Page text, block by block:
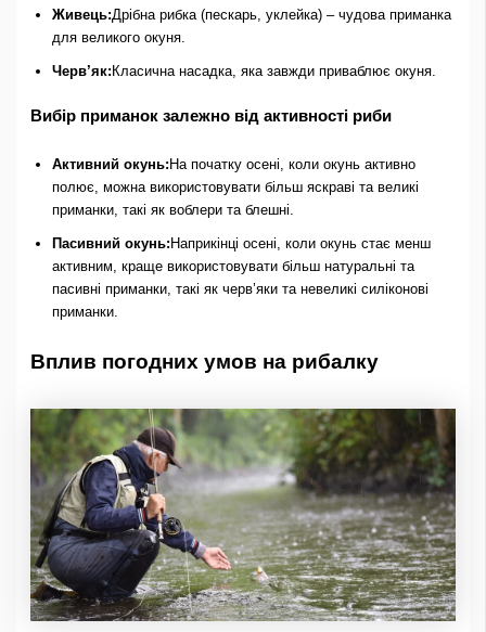
Живець:Дрібна рибка (пескарь, уклейка) – чудова приманка
для великого окуня.
Черв’як: Класична насадка, яка завжди приваблює окуня.
Вибір приманок залежно від активності риби
Активний окунь: На початку осені, коли окунь активно
полює, можна використовувати більш яскраві та великі
приманки, такі як воблери та блешні.
Пасивний окунь: Наприкінці осені, коли окунь стає менш
активним, краще використовувати більш натуральні та
пасивні приманки, такі як черв’яки та невеликі силіконові
приманки.
Вплив погодних умов на рибалку